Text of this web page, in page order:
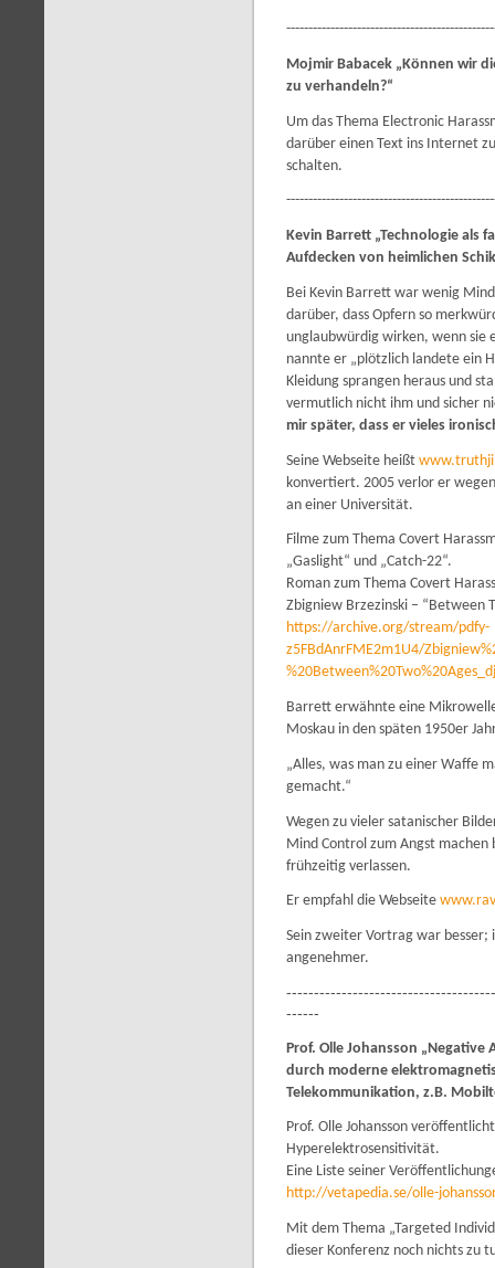
Mojmir Babacek „Können wir
zu verhandeln?“
Um das Thema Electronic
darüber einen Text ins Internet
schalten.
Kevin Barrett „Technologie als
Aufdecken von heimlichen
Bei Kevin Barrett war wenig
darüber, dass Opfern so
unglaubwürdig wirken, wenn sie
nannte er „plötzlich landete ein
Kleidung sprangen heraus und
vermutlich nicht ihm und sicher
mir später, dass er vieles
Seine Webseite heißt
konvertiert. 2005 verlor er
an einer Universität.
Filme zum Thema Covert
„Gaslight“ und „Catch-22“.
Roman zum Thema Covert
Zbigniew Brzezinski – “Between
https://archive.org/stream/pdfy-
z5FBdAnrFME2m1U4/
Barrett erwähnte eine
Moskau in den späten 1950er
„Alles, was man zu einer Waffe
gemacht.“
Wegen zu vieler satanischer
Mind Control zum Angst
frühzeitig verlassen.
Er empfahl die Webseite
Sein zweiter Vortrag war besser;
angenehmer.
------
Prof. Olle Johansson
durch moderne
Telekommunikation, z.B.
Prof. Olle Johansson
Hyperelektrosensitivität.
Eine Liste seiner
http://vetapedia.se/olle-
Mit dem Thema „Targeted
dieser Konferenz noch nichts zu